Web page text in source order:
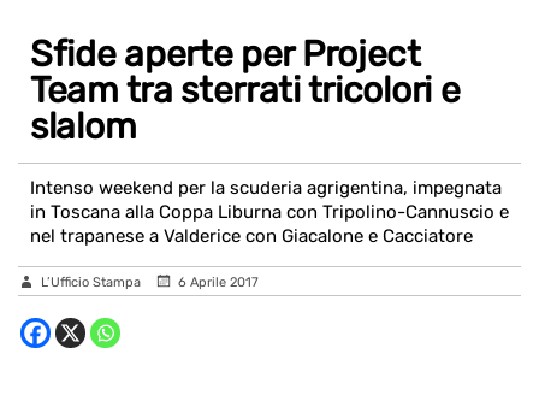
Sfide aperte per Project
Team tra sterrati tricolori e
slalom
Intenso weekend per la scuderia agrigentina, impegnata
in Toscana alla Coppa Liburna con Tripolino-Cannuscio e
nel trapanese a Valderice con Giacalone e Cacciatore
L’Ufficio Stampa 6 Aprile 2017